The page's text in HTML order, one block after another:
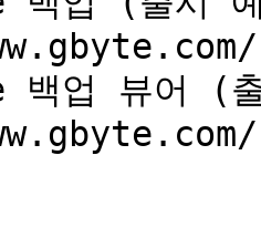
업 뷰어 (